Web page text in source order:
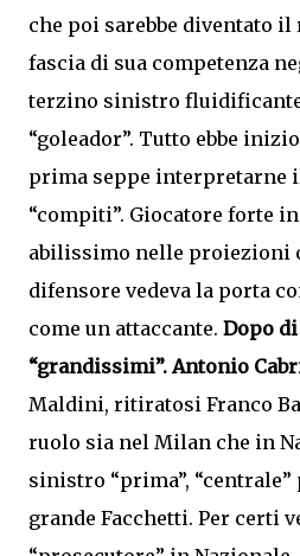
che poi sarebbe diventato
fascia di sua competenza
terzino sinistro
“goleador”. Tutto ebbe
prima seppe interpretarne
“compiti”. Giocatore forte
abilissimo nelle proiezioni
difensore vedeva la porta
come un attaccante. Dopo
“grandissimi”. Antonio
Maldini, ritiratosi Franco
ruolo sia nel Milan che in
sinistro “prima”,
grande Facchetti. Per certi